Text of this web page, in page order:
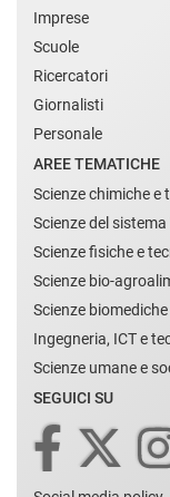
Imprese
Scuole
Ricercatori
Giornalisti
Personale
AREE TEMATICHE
Scienze chimiche e
Scienze del
Scienze fisiche e
Scienze bio-
Scienze biomediche
Ingegneria, ICT e
Scienze umane e
SEGUICI SU